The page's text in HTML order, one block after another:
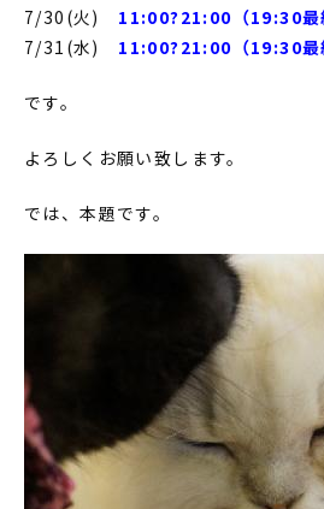
7/30(火) 11:00?21:00（19:30最
7/31(水) 11:00?21:00（19:30最
です。
よろしくお願い致します。
では、本題です。